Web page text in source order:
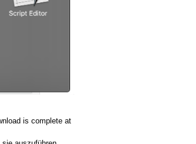
is complete at